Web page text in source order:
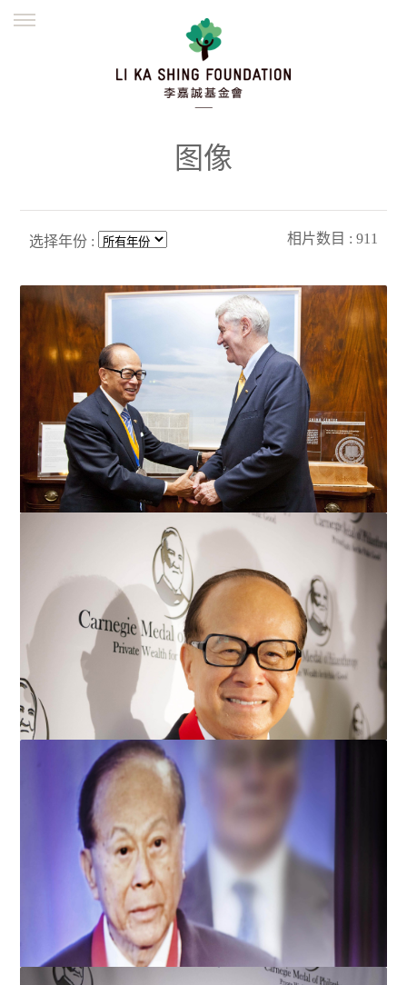
繁體
图像
选择年份 : 相片数目 : 911
柏克莱加州大学校长包信乐向李嘉诚先生颁赠柏克莱奖
章，因其「对社会的贡献与...